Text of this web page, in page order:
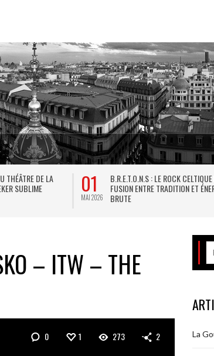
THÉÂTRE DE LA
SUBLIME
01
MAI 2026
B.R.E.T.O.N.S : LE ROCK CELTIQUE
FUSION ENTRE TRADITION ET
BRUTE
– ITW – THE
0 1 273 2 La